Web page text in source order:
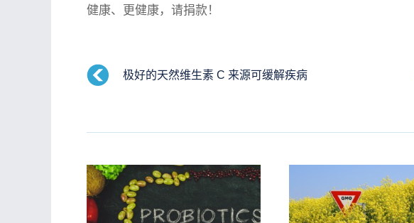
健康、更健康，请捐款！
极好的天然维生素 C 来源可缓解疾病